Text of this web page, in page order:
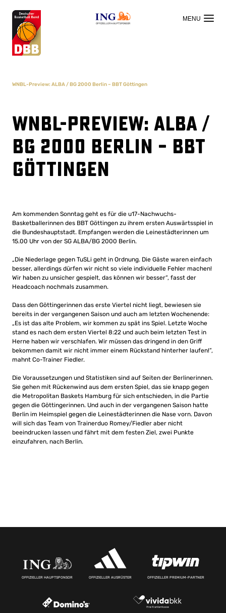
OFFIZIELLER HAUPTSPONSOR
WNBL-Preview: ALBA / BG 2000 Berlin – BBT Göttingen
WNBL-Preview: ALBA /
BG 2000 Berlin – BBT
Göttingen
Am kommenden Sonntag geht es für die u17-Nachwuchs-
Basketballerinnen des BBT Göttingen zu ihrem ersten Auswärtsspiel in
die Bundeshauptstadt. Empfangen werden die Leinestädterinnen um
15.00 Uhr von der SG ALBA/BG 2000 Berlin.
„Die Niederlage gegen TuSLi geht in Ordnung. Die Gäste waren einfach
besser, allerdings dürfen wir nicht so viele individuelle Fehler machen!
Wir haben zu unsicher gespielt, das können wir besser“, fasst der
Headcoach nochmals zusammen.
Dass den Göttingerinnen das erste Viertel nicht liegt, bewiesen sie
bereits in der vergangenen Saison und auch am letzten Wochenende:
„Es ist das alte Problem, wir kommen zu spät ins Spiel. Letzte Woche
stand es nach dem ersten Viertel 8:22 und auch beim letzten Test in
Herne haben wir verschlafen. Wir müssen das dringend in den Griff
bekommen damit wir nicht immer einem Rückstand hinterher laufen!”,
mahnt Co-Trainer Fiedler.
Die Voraussetzungen und Statistiken sind auf Seiten der Berlinerinnen.
Sie gehen mit Rückenwind aus dem ersten Spiel, das sie knapp gegen
die Metropolitan Baskets Hamburg für sich entschieden, in die Partie
gegen die Göttingerinnen. Und auch in der vergangenen Saison hatte
Berlin im Heimspiel gegen die Leinestädterinnen die Nase vorn. Davon
will sich das Team von Trainerduo Romey/Fiedler aber nicht
beeindrucken lassen und fährt mit dem festen Ziel, zwei Punkte
einzufahren, nach Berlin.
OFFIZIELLER HAUPTSPONSOR OFFIZIELLER AUSRÜSTER OFFIZIELLER PREMIUM-PARTNER